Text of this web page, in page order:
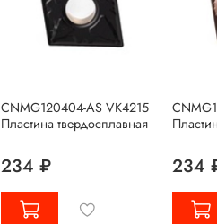
CNMG120404-AS VK4215
Пластина твердосплавная
234 ₽ 234